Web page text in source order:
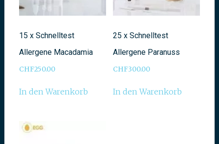
15 x Schnelltest
Allergene Macadamia
CHF250.00
In den Warenkorb
25 x Schnelltest
Allergene Paranuss
CHF300.00
In den Warenkorb